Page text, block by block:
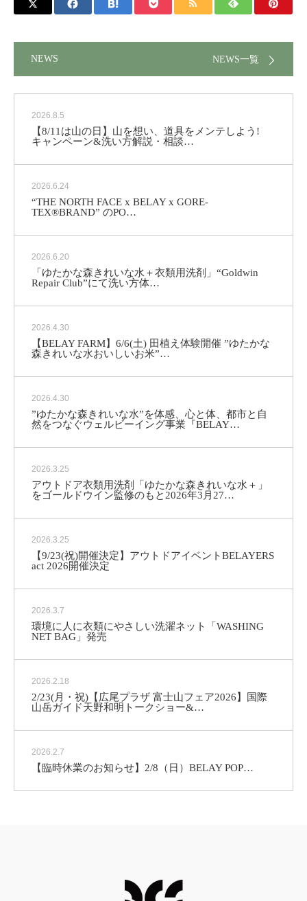
NEWS NEWS一覧
2026.8.5
【8/11は山の日】山を想い、道具をメンテしよう!
キャンペーン&洗い方解説・相談…
2026.6.24
“THE NORTH FACE x BELAY x GORE-
TEX®BRAND” のPO…
2026.6.20
「ゆたかな森きれいな水＋衣類用洗剤」“Goldwin
Repair Club”にて洗い方体…
2026.4.30
【BELAY FARM】6/6(土) 田植え体験開催 ”ゆたかな
森きれいな水おいしいお米”…
2026.4.30
”ゆたかな森きれいな水”を体感、心と体、都市と自
然をつなぐウェルビーイング事業『BELAY…
2026.3.25
アウトドア衣類用洗剤「ゆたかな森きれいな水＋」
をゴールドウイン監修のもと2026年3月27…
2026.3.25
【9/23(祝)開催決定】アウトドアイベントBELAYERS
act 2026開催決定
2026.3.7
環境に人に衣類にやさしい洗濯ネット「WASHING
NET BAG」発売
2026.2.18
2/23(月・祝)【広尾プラザ 富士山フェア2026】国際
山岳ガイド天野和明トークショー&…
2026.2.7
【臨時休業のお知らせ】2/8（日） BELAY POP…